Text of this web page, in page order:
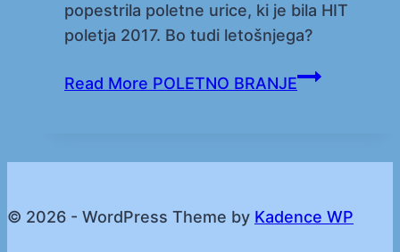
popestrila poletne urice, ki je bila HIT
poletja 2017. Bo tudi letošnjega?
Read More POLETNO BRANJE
© 2026 - WordPress Theme by Kadence WP